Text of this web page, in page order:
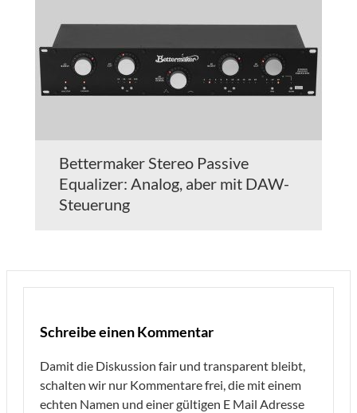
Bettermaker Stereo Passive
Equalizer: Analog, aber mit DAW-
Steuerung
Schreibe einen Kommentar
Damit die Diskussion fair und transparent bleibt,
schalten wir nur Kommentare frei, die mit einem
echten Namen und einer gültigen E Mail Adresse